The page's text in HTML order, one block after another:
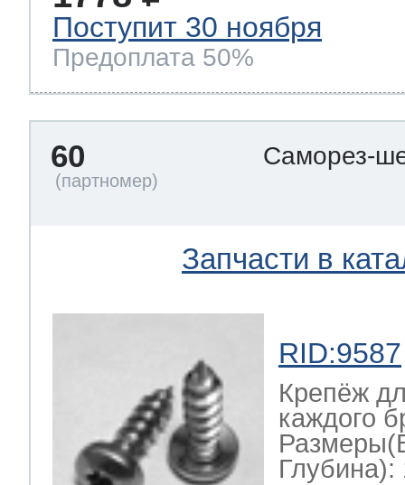
Поступит 30 ноября
Предоплата 50%
60 Саморез-
Запчасти в
RID:9587
Крепёж
каждого
Глубина):